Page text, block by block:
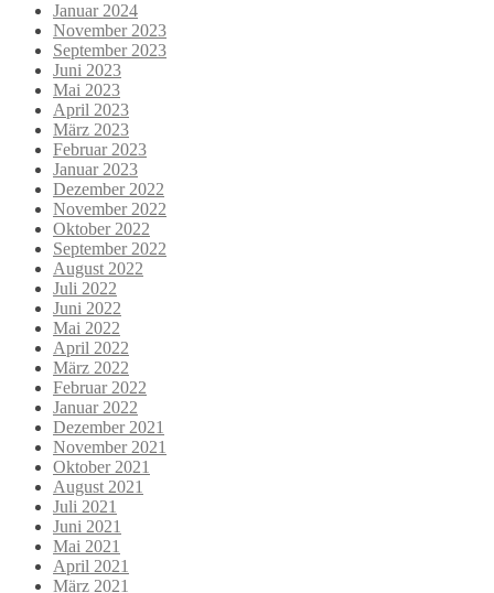
Januar 2024
November 2023
September 2023
Juni 2023
Mai 2023
April 2023
März 2023
Februar 2023
Januar 2023
Dezember 2022
November 2022
Oktober 2022
September 2022
August 2022
Juli 2022
Juni 2022
Mai 2022
April 2022
März 2022
Februar 2022
Januar 2022
Dezember 2021
November 2021
Oktober 2021
August 2021
Juli 2021
Juni 2021
Mai 2021
April 2021
März 2021